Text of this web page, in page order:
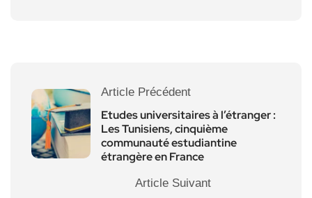
Article Précédent
Etudes universitaires à l’étranger :
Les Tunisiens, cinquième
communauté estudiantine
étrangère en France
Article Suivant